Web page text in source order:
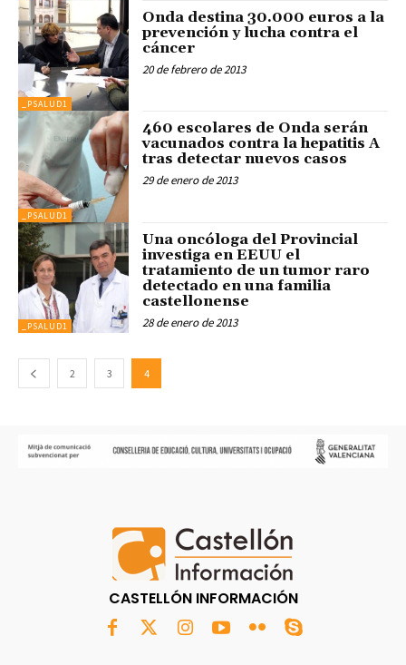
_PSALUD1
Onda destina 30.000 euros a la
prevención y lucha contra el
cáncer
20 de febrero de 2013
_PSALUD1
460 escolares de Onda serán
vacunados contra la hepatitis A
tras detectar nuevos casos
29 de enero de 2013
_PSALUD1
Una oncóloga del Provincial
investiga en EEUU el
tratamiento de un tumor raro
detectado en una familia
castellonense
28 de enero de 2013
2 3 4
CASTELLÓN INFORMACIÓN